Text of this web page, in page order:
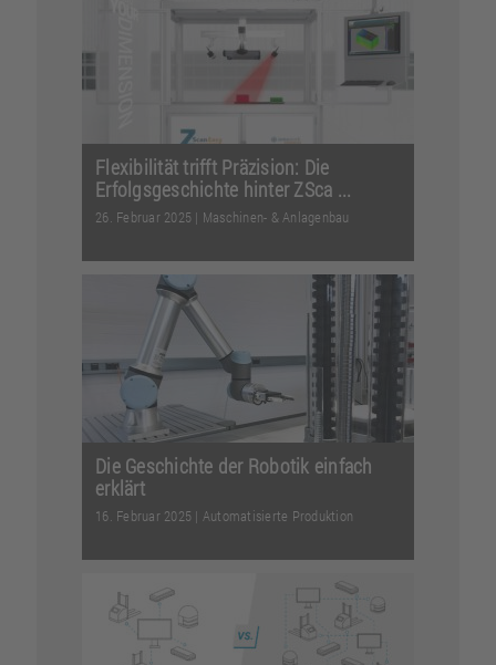
Die Welt der Signaltechnik öffnet sich
nun über den Kreis der Fachleute
hinaus. Segmentier...
Flexibilität trifft Präzision: Die
Erfolgsgeschichte hinter ZSca ...
26. Februar 2025 | Maschinen- & Anlagenbau
Besonders bei der Prüfung komplexer
Bauteile wie Batteriezellen ist höchste
Genauigkeit ge...Weiterlesen
Die Geschichte der Robotik einfach
erklärt
16. Februar 2025 | Automatisierte Produktion
Von ersten Automaten bis zur flexiblen
Automatisierung mit Cobots: So
wurden aus riesigen...
Weiterlesen